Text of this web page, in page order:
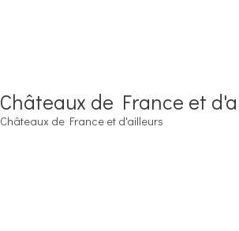
Châteaux de France et
Châteaux de France et d'ailleurs